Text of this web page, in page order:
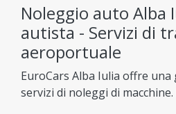
Noleggio auto Alba
autista - Servizi di
aeroportuale
EuroCars Alba Iulia offre una
servizi di noleggi di